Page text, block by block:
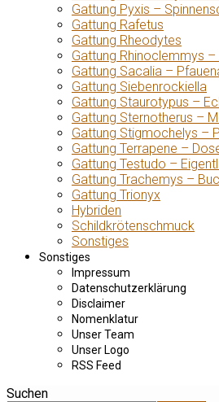
Gattung Pyxis –
Gattung Rafetus
Gattung Rheodytes
Gattung Rhinoclemmys
Gattung Sacalia –
Gattung Siebenrockiella
Gattung Staurotypus –
Gattung Sternotherus –
Gattung Stigmochelys –
Gattung Terrapene –
Gattung Testudo –
Gattung Trachemys –
Gattung Trionyx
Hybriden
Schildkrötenschmuck
Sonstiges
Sonstiges
Impressum
Datenschutzerklärung
Disclaimer
Nomenklatur
Unser Team
Unser Logo
RSS Feed
Suchen